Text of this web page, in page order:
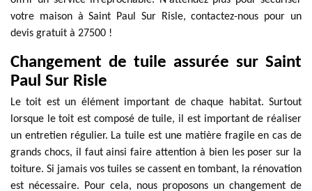
votre maison à Saint Paul Sur Risle, contactez-nous pour un
devis gratuit à 27500 !
Changement de tuile assurée sur Saint
Paul Sur Risle
Le toit est un élément important de chaque habitat. Surtout
lorsque le toit est composé de tuile, il est important de réaliser
un entretien régulier. La tuile est une matière fragile en cas de
grands chocs, il faut ainsi faire attention à bien les poser sur la
toiture. Si jamais vos tuiles se cassent en tombant, la rénovation
est nécessaire. Pour cela, nous proposons un changement de